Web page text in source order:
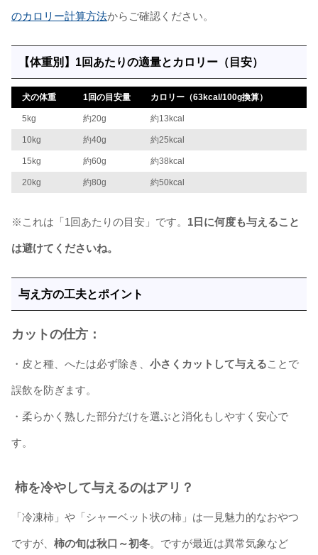
のカロリー計算方法からご確認ください。
【体重別】1回あたりの適量とカロリー（目安）
犬の体重 1回の目安量 カロリー（63kcal/100g換算）
5kg 約20g 約13kcal
10kg 約40g 約25kcal
15kg 約60g 約38kcal
20kg 約80g 約50kcal
※これは「1回あたりの目安」です。 1日に何度も与えること
は避けてくださいね。
与え方の工夫とポイント
カットの仕方：
・皮と種、へたは必ず除き、 小さくカットして与えることで
誤飲を防ぎます。
・柔らかく熟した部分だけを選ぶと消化もしやすく安心で
す。
柿を冷やして与えるのはアリ？
「冷凍柿」や「シャーベット状の柿」は一見魅力的なおやつ
ですが、 柿の旬は秋口～初冬。ですが最近は異常気象など